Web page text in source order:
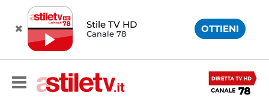
Stile TV HD
Canale 78 OTTIENI